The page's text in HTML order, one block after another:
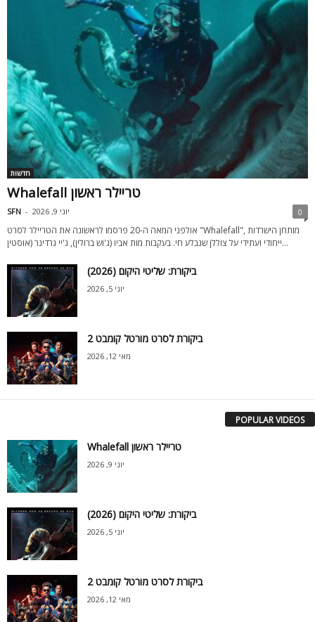
חדשות
Whalefall טריילר ראשון
SFN - יוני 9, 2026 0
אולפני המאה ה-20 פרסמו לראשונה את הטריילר לסרט "Whalefall", מותחן הישרדות
ייחודי ועתידי על צוללן שנבלע חי. בעקבות מות אביו (ג'וש ברולין), ג'יי גרדינר (אוסטין...
ביקורת: שליטי היקום (2026)
יוני 5, 2026
ביקורת לסרט מורטל קומבט 2
מאי 12, 2026
POPULAR VIDEOS
Whalefall טריילר ראשון
יוני 9, 2026
ביקורת: שליטי היקום (2026)
יוני 5, 2026
ביקורת לסרט מורטל קומבט 2
מאי 12, 2026